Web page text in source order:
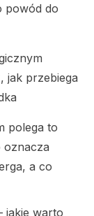
powód do
jak przebiega
polega to
oznacza
a co
jakie warto